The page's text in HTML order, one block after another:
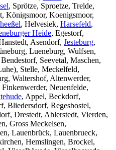
, Sprötze, Sproetze, Trelde,
Königsmoor, Koenigsmoor,
, Helvesiek, Harsefeld,
Heide, Egestorf,
Asendorf, Jesteburg,
Lueneburg, Wulfsen,
Seevetal, Maschen,
Stelle, Meckelfeld,
Waltershof, Altenwerder,
Neuenfelde,
, Appel, Beckdorf,
Bliedersdorf, Regesbostel,
Drestedt, Ahlerstedt, Vierden,
Gross Meckelsen,
Lauenbrück, Lauenbrueck,
Hemslingen, Brockel,